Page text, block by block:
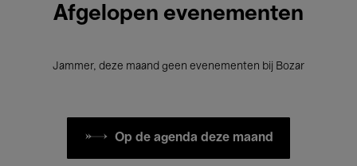
Afgelopen evenementen
Jammer, deze maand geen evenementen bij Bozar
Op de agenda deze maand